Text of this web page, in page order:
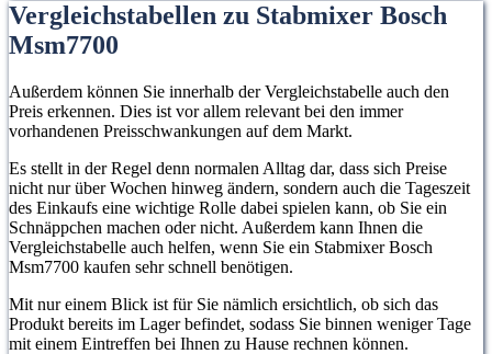
Vergleichstabellen zu Stabmixer Bosch
Msm7700
Außerdem können Sie innerhalb der Vergleichstabelle auch den
Preis erkennen. Dies ist vor allem relevant bei den immer
vorhandenen Preisschwankungen auf dem Markt.
Es stellt in der Regel denn normalen Alltag dar, dass sich Preise
nicht nur über Wochen hinweg ändern, sondern auch die Tageszeit
des Einkaufs eine wichtige Rolle dabei spielen kann, ob Sie ein
Schnäppchen machen oder nicht. Außerdem kann Ihnen die
Vergleichstabelle auch helfen, wenn Sie ein Stabmixer Bosch
Msm7700 kaufen sehr schnell benötigen.
Mit nur einem Blick ist für Sie nämlich ersichtlich, ob sich das
Produkt bereits im Lager befindet, sodass Sie binnen weniger Tage
mit einem Eintreffen bei Ihnen zu Hause rechnen können.